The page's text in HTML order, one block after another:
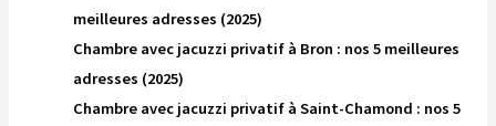
meilleures adresses (2025)
Chambre avec jacuzzi privatif à Bron : nos 5 meilleures
adresses (2025)
Chambre avec jacuzzi privatif à Saint-Chamond : nos 5